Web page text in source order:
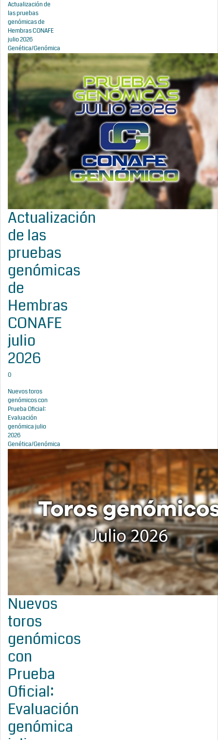
Actualización de
las pruebas
genómicas de
Hembras CONAFE
julio 2026
Genética/Genómica
Actualización
de las
pruebas
genómicas
de
Hembras
CONAFE
julio
2026
0
Nuevos toros
genómicos con
Prueba Oficial:
Evaluación
genómica julio
2026
Genética/Genómica
Nuevos
toros
genómicos
con
Prueba
Oficial:
Evaluación
genómica